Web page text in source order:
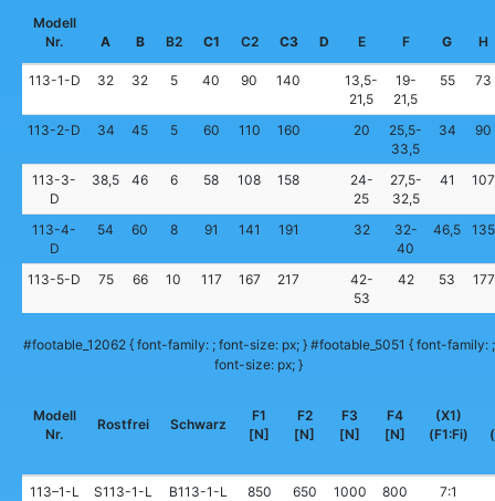
Modell
Nr.
A B B2 C1 C2 C3 D E F G H
113-1-D 32 32 5 40 90 140
13,5-
21,5
19-
21,5
55 73
113-2-D 34 45 5 60 110 160 20
25,5-
33,5
34 90
113-3-
D
38,5 46 6 58 108 158
24-
25
27,5-
32,5
41 107
113-4-
D
54 60 8 91 141 191 32
32-
40
46,5 135
113-5-D 75 66 10 117 167 217
42-
53
42 53 177
#footable_12062 { font-family: ; font-size: px; } #footable_5051 { font-family: ;
font-size: px; }
Modell
Nr.
Rostfrei Schwarz
F1
[N]
F2
[N]
F3
[N]
F4
[N]
(X1)
(F1:Fi)
113–1-L S113-1-L B113-1-L 850 650 1000 800
7:1